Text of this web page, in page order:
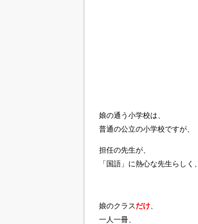
娘の通う小学校は、
普通の公立の小学校ですが、
担任の先生が、
「国語」に熱心な先生らしく、
娘のクラスだけ
一人一冊、